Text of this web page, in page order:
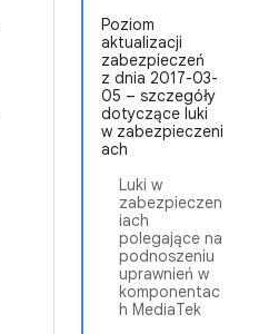
Poziom
aktualizacji
zabezpieczeń
z dnia 2017-03-
05 – szczegóły
dotyczące luki
w zabezpieczeni
ach
Luki w
zabezpieczen
iach
polegające na
podnoszeniu
uprawnień w
komponentac
h MediaTek